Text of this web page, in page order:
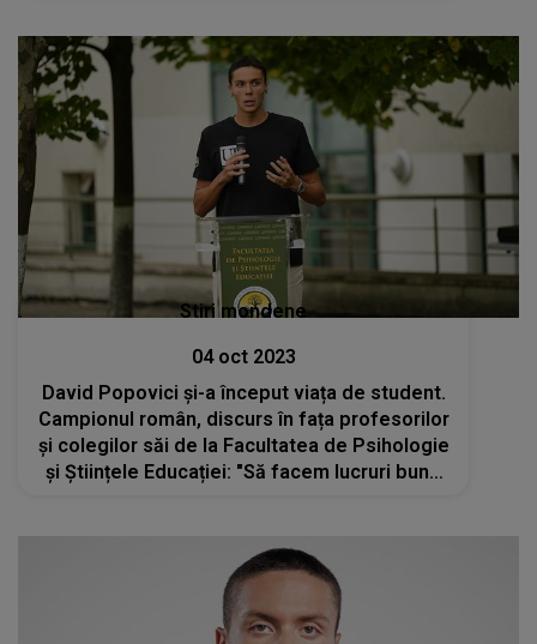
Stiri mondene
04 oct 2023
David Popovici și-a început viața de student.
Campionul român, discurs în fața profesorilor
și colegilor săi de la Facultatea de Psihologie
și Științele Educației: "Să facem lucruri bune